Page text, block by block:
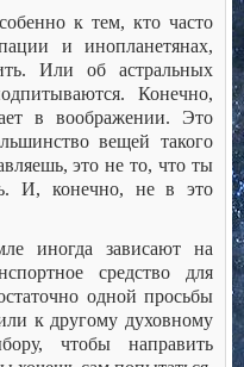
к тем, кто часто
и инопланетянах,
Или об астральных
Конечно,
в воображении. Это
вещей такого
это не то, что ты
И, конечно, не в это
иногда зависают на
средство для
одной просьбы
к другому духовному
чтобы направить